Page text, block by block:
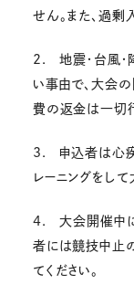
せん。また、過剰
2. 地震・台風・
い事由で、大会
費の返金は一切
3. 申込者は心疾
レーニングをして
4. 大会開催中に
者には競技中止
てください。